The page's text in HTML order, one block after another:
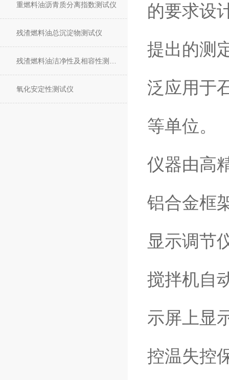
重燃料油沥青质分离指数测试仪
残渣燃料油总沉淀物测试仪
氧化安定性测试仪
的要求设
提出的测
泛应用于
等单位。
仪器由高
铝合金框
显示调节
搅拌机自
示屏上显
控温失控